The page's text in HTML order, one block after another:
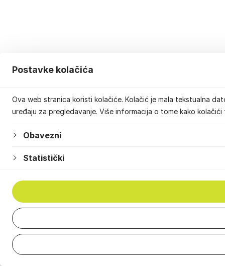
Postavke kolačića
Ova web stranica koristi kolačiće. Kolačić je mala tekstualna
uređaju za pregledavanje. Više informacija o tome kako
Obavezni
Statistički